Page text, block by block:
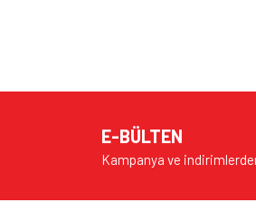
Ürün resmi
Ürün bilgilerinde
E-BÜLTEN
Kampanya ve